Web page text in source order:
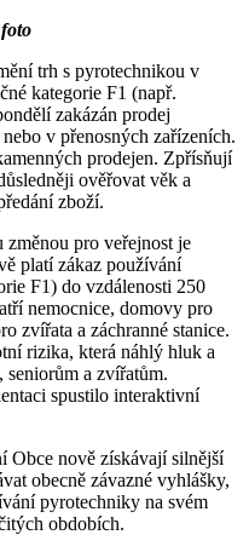
trh s pyrotechnikou v
kategorie F1 (např.
zakázán prodej
v přenosných zařízeních.
prodejen. Zpřísňují
ověřovat věk a
zboží.
pro veřejnost je
platí zákaz používání
F1) do vzdálenosti 250
nemocnice, domovy pro
zvířata a záchranné stanice.
rizika, která náhlý hluk a
a zvířatům.
spustilo interaktivní
Obce nově získávají silnější
obecně závazné vyhlášky,
pyrotechniky na svém
obdobích.